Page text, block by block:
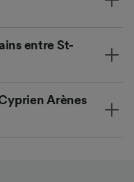
entre St-
Arènes